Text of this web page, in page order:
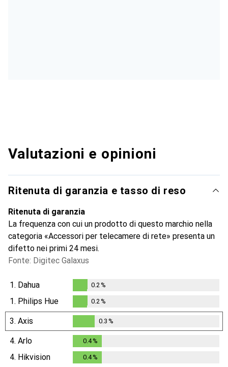
Valutazioni e opinioni
Ritenuta di garanzia e tasso di reso
Ritenuta di garanzia
La frequenza con cui un prodotto di questo marchio nella
categoria «Accessori per telecamere di rete» presenta un
difetto nei primi 24 mesi.
Fonte: Digitec Galaxus
1. Dahua
0.2%
0.2 %
1. Philips Hue
0.2%
0.2 %
3. Axis
0.3%
0.3 %
4. Arlo 0.4%
4. Hikvision 0.4%